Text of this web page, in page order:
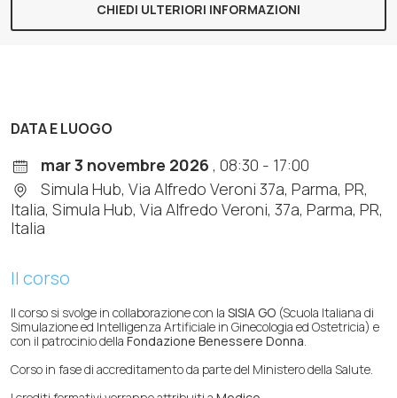
CHIEDI ULTERIORI INFORMAZIONI
DATA E LUOGO
mar 3 novembre 2026 , 08:30 - 17:00
Simula Hub, Via Alfredo Veroni 37a, Parma, PR,
Italia, Simula Hub, Via Alfredo Veroni, 37a, Parma, PR,
Italia
Il corso
Il corso si svolge in collaborazione con la SISIA GO (Scuola Italiana di
Simulazione ed Intelligenza Artificiale in Ginecologia ed Ostetricia) e
con il patrocinio della Fondazione Benessere Donna.
Corso in fase di accreditamento da parte del Ministero della Salute.